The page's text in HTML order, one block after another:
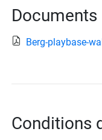
Documents
Berg-playbase-
Conditions